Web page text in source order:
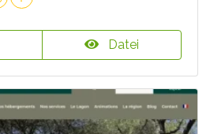
Datei